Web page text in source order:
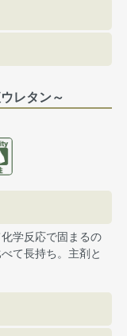
レタン～
学反応で固まるの
て長持ち。主剤と